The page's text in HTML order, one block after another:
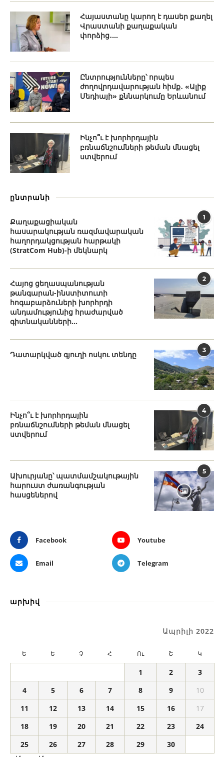
Հայաստանը կարող է դասեր քաղել
Վրաստանի քաղաքական
փորձից․...
Ընտրությունները՝ որպես
ժողովրդավարության հիմք․ «Ալիք
Մեդիայի» քննարկումը Երևանում
Ինչո՞ւ է խորհրդային
բռնաճնշումների թեման մնացել
ստվերում
ընտրանի
1
Քաղաքացիական
հասարակության ռազմավարական
հաղորդակցության հարթակի
(StratCom Hub)-ի մեկնարկ
2
Հայոց ցեղասպանության
թանգարան-ինստիտուտի
հոգաբարձուների խորհրդի
անդամությունից հրաժարված
գիտնականների...
3
Դատարկված գյուղի ոսկու տենդը
4
Ինչո՞ւ է խորհրդային
բռնաճնշումների թեման մնացել
ստվերում
5
Ախուրյանը՝ պատմամշակութային
հարուստ ժառանգության
հասցեներով
Facebook Youtube
Email Telegram
արխիվ
Ապրիլի 2022
Ե Ե Չ Հ Ու Շ Կ
1 2
3
4
5 6 7 8 9
10
11
12 13 14 15 16
17
18
19 20 21 22 23
24
25
26 27 28 29
30